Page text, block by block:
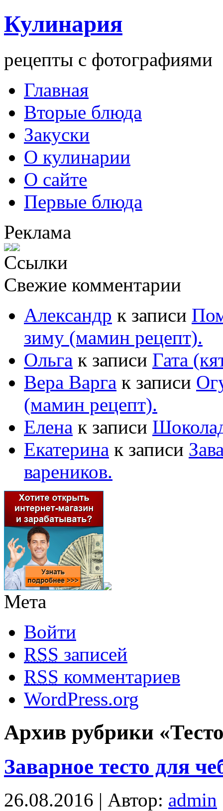
Кулинария
рецепты с фотографиями
Главная
Вторые блюда
Закуски
О кулинарии
О сайте
Первые блюда
Реклама
Ссылки
Свежие комментарии
Александр к записи
зиму (мамин рецепт).
Ольга к записи Гата
Вера Варга к записи
(мамин рецепт).
Елена к записи
Екатерина к записи
вареников.
Мета
Войти
RSS записей
RSS комментариев
WordPress.org
Архив рубрики
Заварное тесто для
26.08.2016 | Автор: admin